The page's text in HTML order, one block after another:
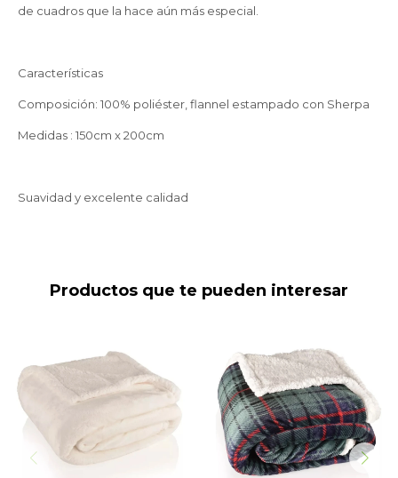
de cuadros que la hace aún más especial.
Características
Composición: 100% poliéster, flannel estampado con Sherpa
Medidas : 150cm x 200cm
Suavidad y excelente calidad
Productos que te pueden interesar
Frazada reverisble polar y
corderito 150X200CM
microfibra 100% poliéster
color Blanco.
Frazada reversible corderito
y polar cuadrille 150x200
Verde